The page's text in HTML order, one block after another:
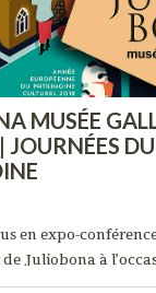
MUSÉE
DU
en expo-
Juliobona à
les 15 et